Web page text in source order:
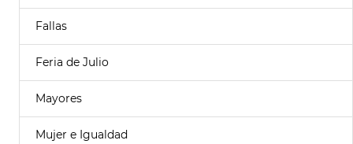
Fallas
Feria de Julio
Mayores
Mujer e Igualdad